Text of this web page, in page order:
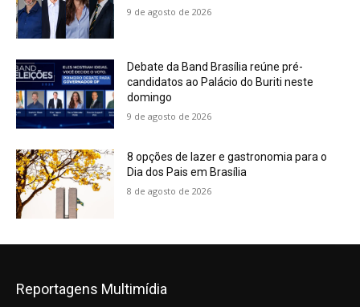
9 de agosto de 2026
Debate da Band Brasília reúne pré-
candidatos ao Palácio do Buriti neste
domingo
9 de agosto de 2026
8 opções de lazer e gastronomia para o
Dia dos Pais em Brasília
8 de agosto de 2026
Reportagens Multimídia